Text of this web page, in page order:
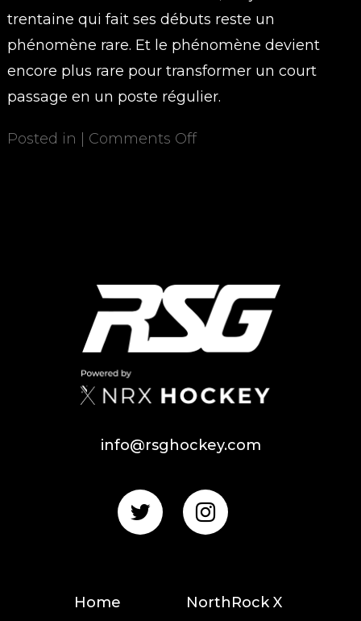
trentaine qui fait ses débuts reste un
phénomène rare. Et le phénomène devient
encore plus rare pour transformer un court
passage en un poste régulier.
Posted in | Comments Off
info@rsghockey.com
Home NorthRock X